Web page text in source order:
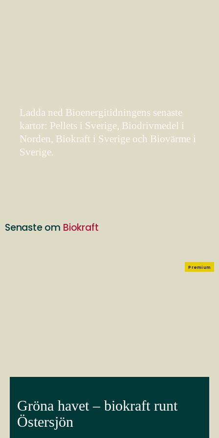
Ladda ned Bioenergitidningens senaste
kartor: Pellets i Sverige, Biodrivmedel i
Norden, Biokraft i Sverige och Biovärme i
Sverige.
Senaste om Biokraft
Premium
Gröna havet – biokraft runt
Östersjön